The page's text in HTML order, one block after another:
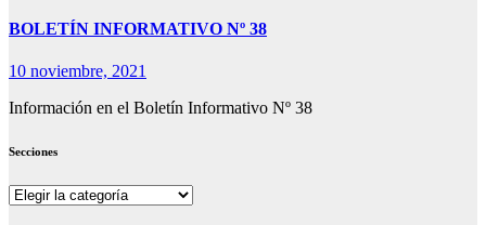
BOLETÍN INFORMATIVO Nº 38
10 noviembre, 2021
Información en el Boletín Informativo Nº 38
Secciones
Secciones